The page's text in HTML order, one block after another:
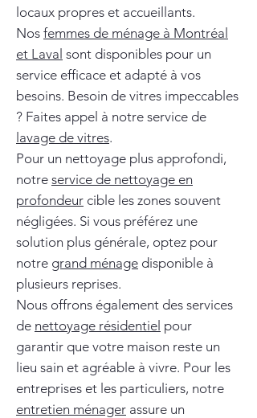
locaux propres et accueillants.
Nos femmes de ménage à Montréal
et Laval sont disponibles pour un
service efficace et adapté à vos
besoins. Besoin de vitres impeccables
? Faites appel à notre service de
lavage de vitres.
Pour un nettoyage plus approfondi,
notre service de nettoyage en
profondeur cible les zones souvent
négligées. Si vous préférez une
solution plus générale, optez pour
notre grand ménage disponible à
plusieurs reprises.
Nous offrons également des services
de nettoyage résidentiel pour
garantir que votre maison reste un
lieu sain et agréable à vivre. Pour les
entreprises et les particuliers, notre
entretien ménager assure un